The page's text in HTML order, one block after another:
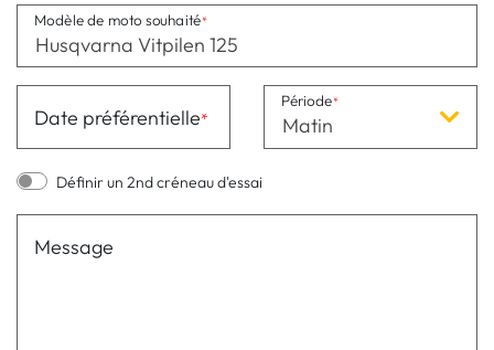
Modèle de moto souhaité
Date préférentielle Matin
Période
Définir un 2nd créneau d'essai
Message